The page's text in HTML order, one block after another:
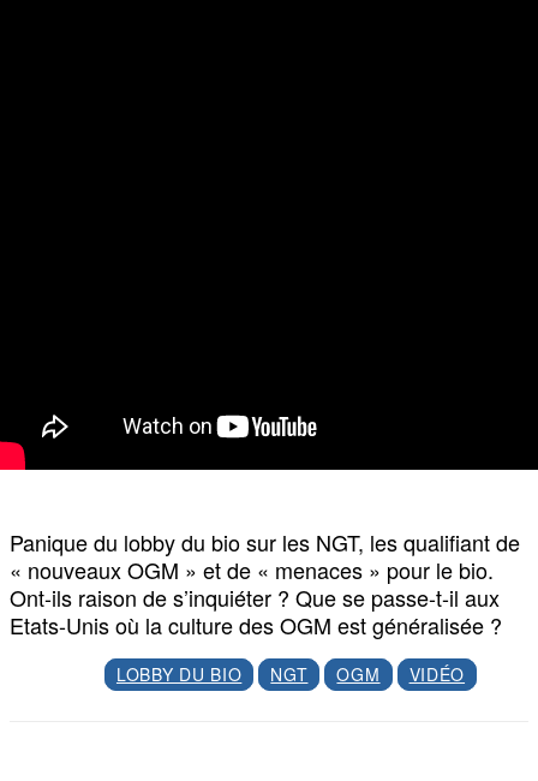
Panique du lobby du bio sur les NGT, les qualifiant de
« nouveaux OGM » et de « menaces » pour le bio.
Ont-ils raison de s’inquiéter ? Que se passe-t-il aux
Etats-Unis où la culture des OGM est généralisée ?
LOBBY DU BIO NGT OGM VIDÉO